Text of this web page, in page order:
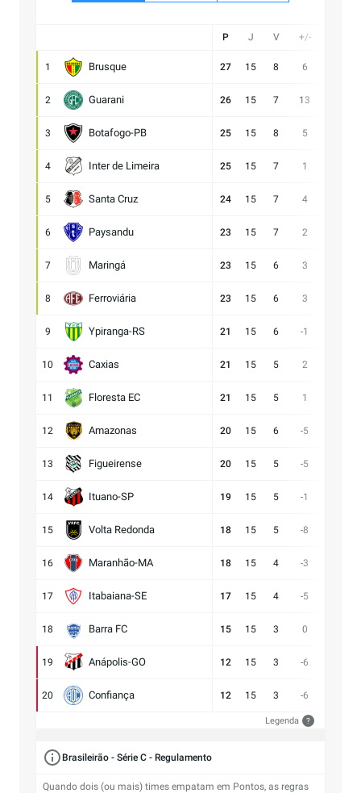
P J V +/-
1 Brusque 27 15 8 6
2 Guarani 26 15 7 13
3 Botafogo-PB 25 15 8 5
4 Inter de Limeira 25 15 7 1
5 Santa Cruz 24 15 7 4
6 Paysandu 23 15 7 2
7 Maringá 23 15 6 3
8 Ferroviária 23 15 6 3
9 Ypiranga-RS 21 15 6 -1
10 Caxias 21 15 5 2
11 Floresta EC 21 15 5 1
12 Amazonas 20 15 6 -5
13 Figueirense 20 15 5 -5
14 Ituano-SP 19 15 5 -1
15 Volta Redonda 18 15 5 -8
16 Maranhão-MA 18 15 4 -3
17 Itabaiana-SE 17 15 4 -5
18 Barra FC 15 15 3 0
19 Anápolis-GO 12 15 3 -6
20 Confiança 12 15 3 -6
Legenda ?
Brasileirão - Série C - Regulamento
Quando dois (ou mais) times empatam em Pontos, as regras